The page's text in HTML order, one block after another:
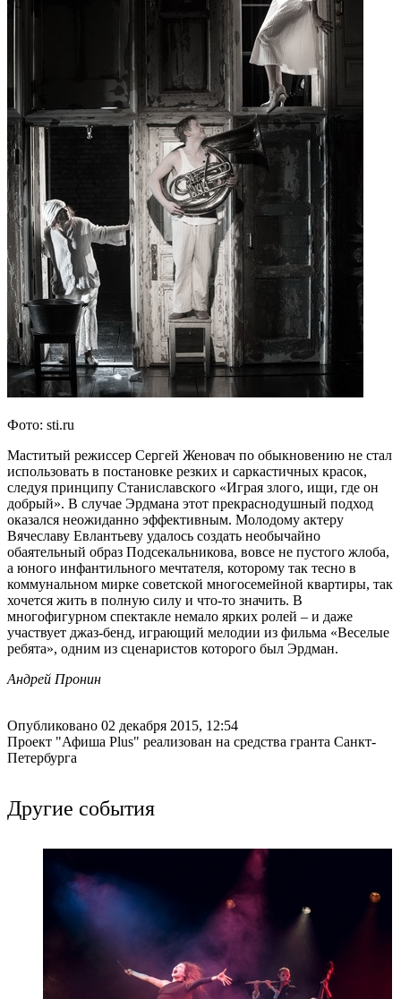
Фото: sti.ru
Маститый режиссер Сергей Женовач по обыкновению не стал
использовать в постановке резких и саркастичных красок,
следуя принципу Станиславского «Играя злого, ищи, где он
добрый». В случае Эрдмана этот прекраснодушный подход
оказался неожиданно эффективным. Молодому актеру
Вячеславу Евлантьеву удалось создать необычайно
обаятельный образ Подсекальникова, вовсе не пустого жлоба,
а юного инфантильного мечтателя, которому так тесно в
коммунальном мирке советской многосемейной квартиры, так
хочется жить в полную силу и что-то значить. В
многофигурном спектакле немало ярких ролей – и даже
участвует джаз-бенд, играющий мелодии из фильма «Веселые
ребята», одним из сценаристов которого был Эрдман.
Андрей Пронин
Опубликовано 02 декабря 2015, 12:54
Проект "Афиша Plus" реализован на средства гранта Санкт-
Петербурга
Другие события